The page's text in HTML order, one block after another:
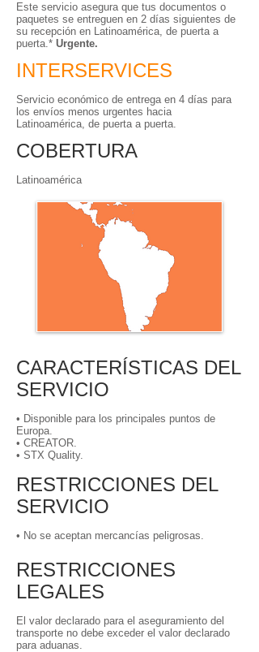
Este servicio asegura que tus documentos o
paquetes se entreguen en 2 días siguientes de
su recepción en Latinoamérica, de puerta a
puerta.* Urgente.
INTERSERVICES
Servicio económico de entrega en 4 días para
los envíos menos urgentes hacia
Latinoamérica, de puerta a puerta.
COBERTURA
Latinoamérica
CARACTERÍSTICAS DEL
SERVICIO
• Disponible para los principales puntos de
Europa.
• CREATOR.
• STX Quality.
RESTRICCIONES DEL
SERVICIO
• No se aceptan mercancías peligrosas.
RESTRICCIONES
LEGALES
El valor declarado para el aseguramiento del
transporte no debe exceder el valor declarado
para aduanas.